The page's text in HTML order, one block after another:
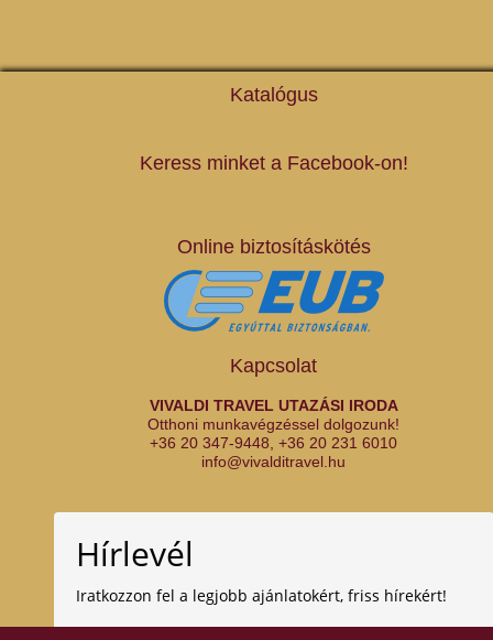
Katalógus
Keress minket a Facebook-on!
Online biztosításkötés
Kapcsolat
VIVALDI TRAVEL UTAZÁSI IRODA
Otthoni munkavégzéssel dolgozunk!
+36 20 347-9448 +36 20 231 6010
info@vivalditravel.hu
Hírlevél
Iratkozzon fel a legjobb ajánlatokért, friss hírekért!